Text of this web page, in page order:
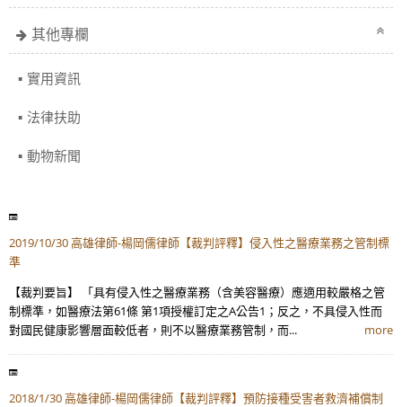
其他專欄
實用資訊
法律扶助
動物新聞
2019/10/30 高雄律師-楊岡儒律師【裁判評釋】侵入性之醫療業務之管制標
準
【裁判要旨】 「具有侵入性之醫療業務（含美容醫療）應適用較嚴格之管
制標準，如醫療法第61條 第1項授權訂定之A公告1；反之，不具侵入性而
對國民健康影響層面較低者，則不以醫療業務管制，而...
more
2018/1/30 高雄律師-楊岡儒律師【裁判評釋】預防接種受害者救濟補償制